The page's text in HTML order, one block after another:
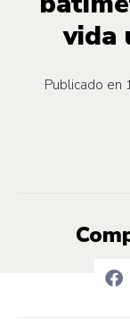
vida
Publicado en